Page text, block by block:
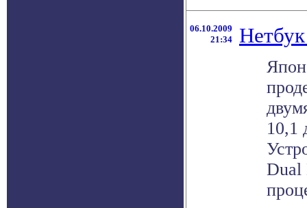
06.10.2009
21:34
10,1
Dual